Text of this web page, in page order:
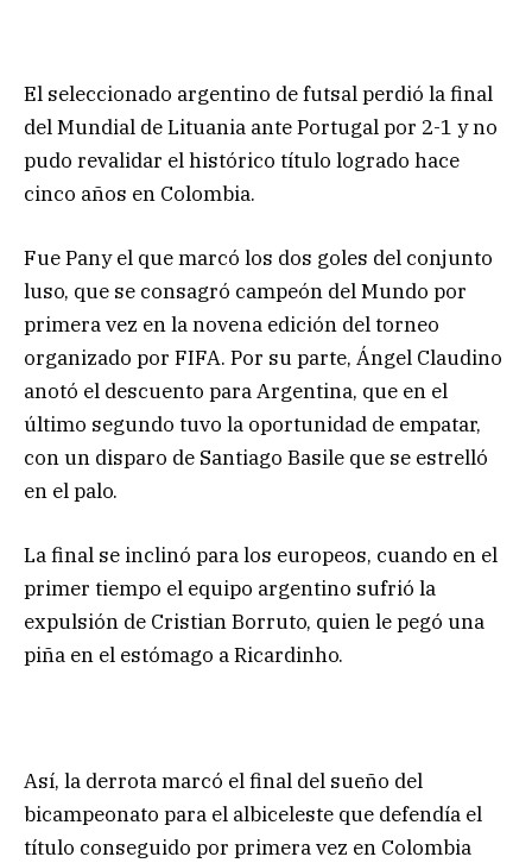
El seleccionado argentino de futsal perdió la final
del Mundial de Lituania ante Portugal por 2-1 y no
pudo revalidar el histórico título logrado hace
cinco años en Colombia.
Fue Pany el que marcó los dos goles del conjunto
luso, que se consagró campeón del Mundo por
primera vez en la novena edición del torneo
organizado por FIFA. Por su parte, Ángel Claudino
anotó el descuento para Argentina, que en el
último segundo tuvo la oportunidad de empatar,
con un disparo de Santiago Basile que se estrelló
en el palo.
La final se inclinó para los europeos, cuando en el
primer tiempo el equipo argentino sufrió la
expulsión de Cristian Borruto, quien le pegó una
piña en el estómago a Ricardinho.
Así, la derrota marcó el final del sueño del
bicampeonato para el albiceleste que defendía el
título conseguido por primera vez en Colombia